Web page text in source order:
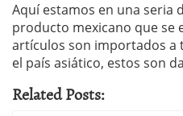
Aquí estamos en una seria
producto mexicano que se
artículos son importados
el país asiático, estos son
Related Posts: